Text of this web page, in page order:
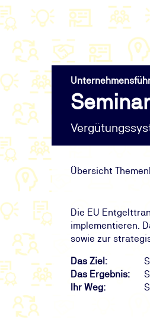
Übersicht
Die EU
implementieren.
sowie zur
Das Ziel:
Das Ergebnis:
Ihr Weg: